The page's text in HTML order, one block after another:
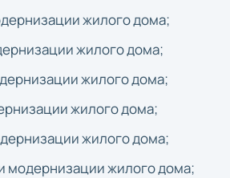
жилого дома;
жилого дома;
жилого дома;
жилого дома;
жилого дома;
модернизации жилого дома;